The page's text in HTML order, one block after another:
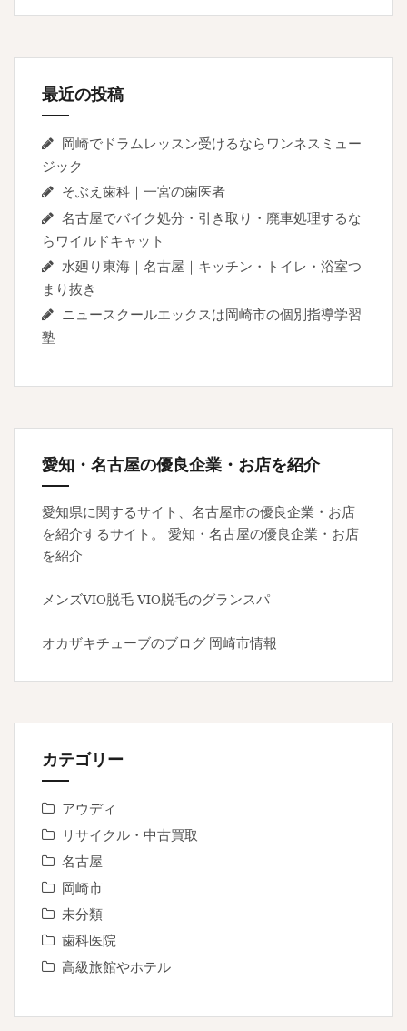
最近の投稿
岡崎でドラムレッスン受けるならワンネスミュー
ジック
そぶえ歯科｜一宮の歯医者
名古屋でバイク処分・引き取り・廃車処理するな
らワイルドキャット
水廻り東海｜名古屋｜キッチン・トイレ・浴室つ
まり抜き
ニュースクールエックスは岡崎市の個別指導学習
塾
愛知・名古屋の優良企業・お店を紹介
愛知県に関するサイト、名古屋市の優良企業・お店
を紹介するサイト。 愛知・名古屋の優良企業・お店
を紹介
メンズVIO脱毛 VIO脱毛のグランスパ
オカザキチューブのブログ 岡崎市情報
カテゴリー
アウディ
リサイクル・中古買取
名古屋
岡崎市
未分類
歯科医院
高級旅館やホテル